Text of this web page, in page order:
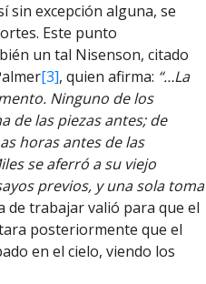
sin excepción alguna, se
Este punto
un tal Nisenson, citado
[3], quien afirma: “…La
Ninguno de los
de las piezas antes; de
horas antes de las
se aferró a su viejo
previos, y una sola toma
de trabajar valió para que el
posteriormente que el
en el cielo, viendo los